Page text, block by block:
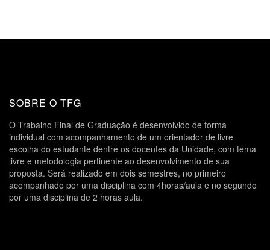
SOBRE O TFG
O Trabalho Final de Graduação é desenvolvido de forma
individual com acompanhamento de um orientador de livre
escolha do estudante dentre os docentes da Unidade, com tema
livre e metodologia pertinente ao desenvolvimento de sua
proposta. Será realizado em dois semestres, no primeiro
acompanhado por uma disciplina com 4horas/aula e no segundo
por uma disciplina de 2 horas aula.